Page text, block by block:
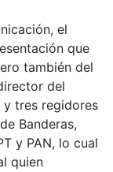
el
que
también del
del
y tres regidores
Banderas,
y PAN, lo cual
quien